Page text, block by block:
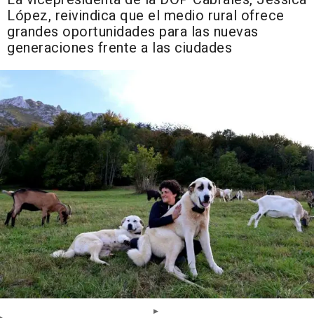
López, reivindica que el medio rural ofrece
grandes oportunidades para las nuevas
generaciones frente a las ciudades